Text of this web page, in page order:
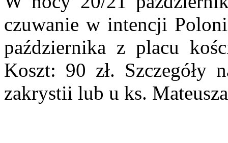
czuwanie w intencji
października z placu
Koszt: 90 zł. Szczegóły
zakrystii lub u ks.